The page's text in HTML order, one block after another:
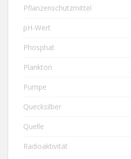
Pflanzenschutzmittel
pH-Wert
Phosphat
Plankton
Pumpe
Quecksilber
Quelle
Radioaktivität